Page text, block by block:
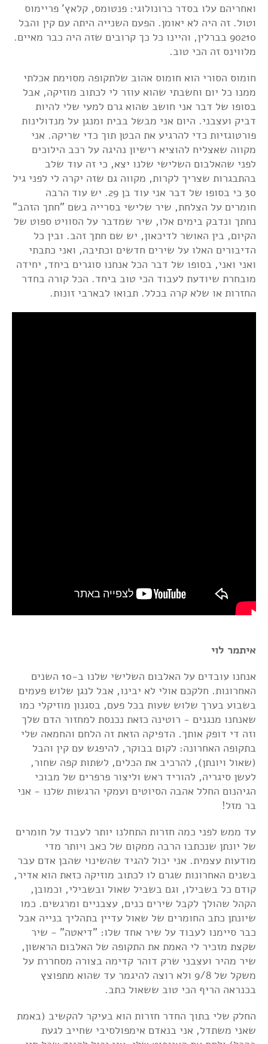
ואחריהם עלו בסדר כרונולוגי: פנטומס, קלאץ' פריימוס
וטול. זה היה לא יאומן. הפעם השנייה היתה עם קין והבל
90210 בברלין, והיינו כל כך קרובים שזה היה כבר מאיים.
מלווינס זה הכי טוב.
חומוס הסורי הוא חומוס אהוב שלתקופה מסוימת אכלתי
ממנו כל יום וחשבתי שהוא עוזר לי לכתוב מוזיקה, אבל
בסופו של דבר אני חושב שהוא גרם למעי שלי להיות
דביק ועצבני. היום אני מבשל בבית ומנגן על מנדולינות
פורטוגזיות כדי להרגיע את הבטן תוך כדי שריקה. אני
מקווה שאצליח להוציא רישיון נהיגה על רכב הילוכים
לפני שהאלבום השלישי שלנו יצא, כי זה עוד שלב
בהתבגרות שצריך לקרות, מקווה גם שזה יקרה לי לפני גיל
30 כי בסופו של דבר אני עוד בן 29. יש עוד הרבה
חומרים על הצלחת, שיר שלישי בסרייה בשם "חתך הזהב"
נחתך ונדבק בימים אלו, שיר שמדבר על הסוויט ספוט של
הקיום, בין האושר לדיכאון, יש שם חתך זהב. ובין כל
הדיבורים האלו על שירים חדשים וכתיבה, ואני כתבתי
ואני ואני, בסופו של דבר הכל אנחנו סוגרים ביחד, יחידה
מובחרת שיודעת לעבוד הכי טוב ביחד. הכל קורה בחדר
החזרות או שלא קרה בכלל. תבואו לבארבי זונות.
איתמר לוי
אנחנו עובדים על האלבום השלישי שלנו ב-10 השנים
האחרונות. חלקכם אולי לא יבינו, אבל לנגן שלוש פעמים
בשבוע בערך שלוש שעות בכל פעם, בסגנון מוזיקלי כמו
שאנחנו מנגנים - רוטינה כזאת נכנסת למחזור הדם שלך
וזה די דופק אותך. הדפיקה הזאת זה הלחם והחמאה שלי
בתקופה האחרונה: לקום בבוקר, להיפגש עם קין והבל
(שאול ויונתן), להרכיב את הכלים, לשתות קפה שחור,
לעשן סיגריה, להוריד ראש וליצור פרפרים של מבוכי
הגיהנום החלל אהבה הסיוטים ועמקי הרגשות שלנו - אני
בר מזל!
עד ממש לפני כמה חזרות התחלנו יותר לעבוד על חומרים
של יונתן שנכתבו הרבה ממקום של כאב ויותר מדי
מודעות עצמית. אני יכול להגיד שהשינוי שהבן אדם עבר
בשנים האחרונות שגרם לו לכתוב מוזיקה כזאת הוא אדיר,
קודם כל בשבילו, וגם בשביל שאול ובשבילי, וכמובן,
הקהל שהולך לקבל שירים כנים, עצבניים ומרגשים. כמו
שיונתן כתב החומרים של שאול עדיין בתהליך בנייה אבל
כבר סיימנו לעבוד על שיר אחד שלו: "דיאטה" - שיר
שקצת מזכיר לי האמת את התקופה של האלבום הראשון,
שיר מהיר ועצבני שרק דוהר קדימה בצורה מסחררת על
משקל של 9/8 ולא רוצה להיגמר עד שהוא מתפוצץ
בכנראה הריף הכי טוב ששאול כתב.
החלק שלי בתוך החדר חזרות הוא בעיקר להקשיב (באמת
שאני משתדל, אני בנאדם אימפולסיבי שחייב לגעת